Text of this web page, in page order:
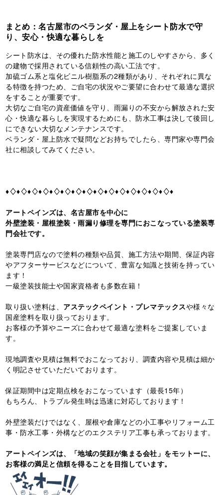
まとめ：名古屋市のベランダ・屋上をシート防水で守
り、安心・快適な暮らしを
シート防水は、その優れた防水性能と施工のしやすさから、多く
の建物で採用されている信頼性の高い工法です。
加硫ゴム系と塩化ビニル樹脂系の2種類があり、それぞれに異な
る特徴を持つため、ご自宅の状況やご要望に合わせて最適な選択
をすることが重要です。
大切なご自宅の資産価値を守り、雨漏りの不安から解放された安
心・快適な暮らしを実現するためにも、防水工事は決して後回し
にできない大切なメンテナンスです。
ベランダ・屋上防水で疑問などお持ちでしたら、専門家や専門会
社に相談してみてください。
♦♢♦♢♦♢♦♢♦♢♦♢♦♢♦♢♦♢♦♢♦♢♦♢♦♢♦♢♦♢♦
アートペインズは、名古屋市を中心に
外壁塗装・屋根塗装・雨漏り修理を専門におこなっている塗装専
門会社です。
塗装専門店なので塗料の種類や品質、施工方法や期間、保証内容
やアフターサービスなどについて、豊富な知識と技術を持ってい
ます！
一級塗装技能士や国家資格者も多数在籍！
取り扱い塗料は、 アステックペイント・プレマテックスや様々な
国産塗料を取り扱っております。
お客様の予算やニーズに合わせて最適な塗料をご提案していま
す。
現地調査や見積は無料でおこなっており、調査内容や見積は細か
く明記させていただいております。
保証期間中は定期点検をおこなっています（最長15年）
もちろん、トラブル発生時は迅速に対応しております！
外壁塗装だけではなく、屋根や倉庫などの小工事やリフォーム工
事・防水工事・外構などのエクステリア工事も承っております。
アートペインズは、「地域の笑顔が集まる会社」をモットーに、
お客様の満足と信頼を得ることを目指しています。